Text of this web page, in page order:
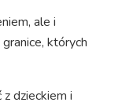
ale i
których
dzieckiem i